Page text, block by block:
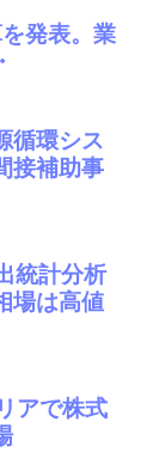
発表。業
循環シス
接補助事
統計分析
場は高値
アで株式